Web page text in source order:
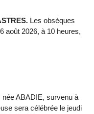
Les obsèques
août 2026, à 10 heures,
née ABADIE, survenu à
sera célébrée le jeudi